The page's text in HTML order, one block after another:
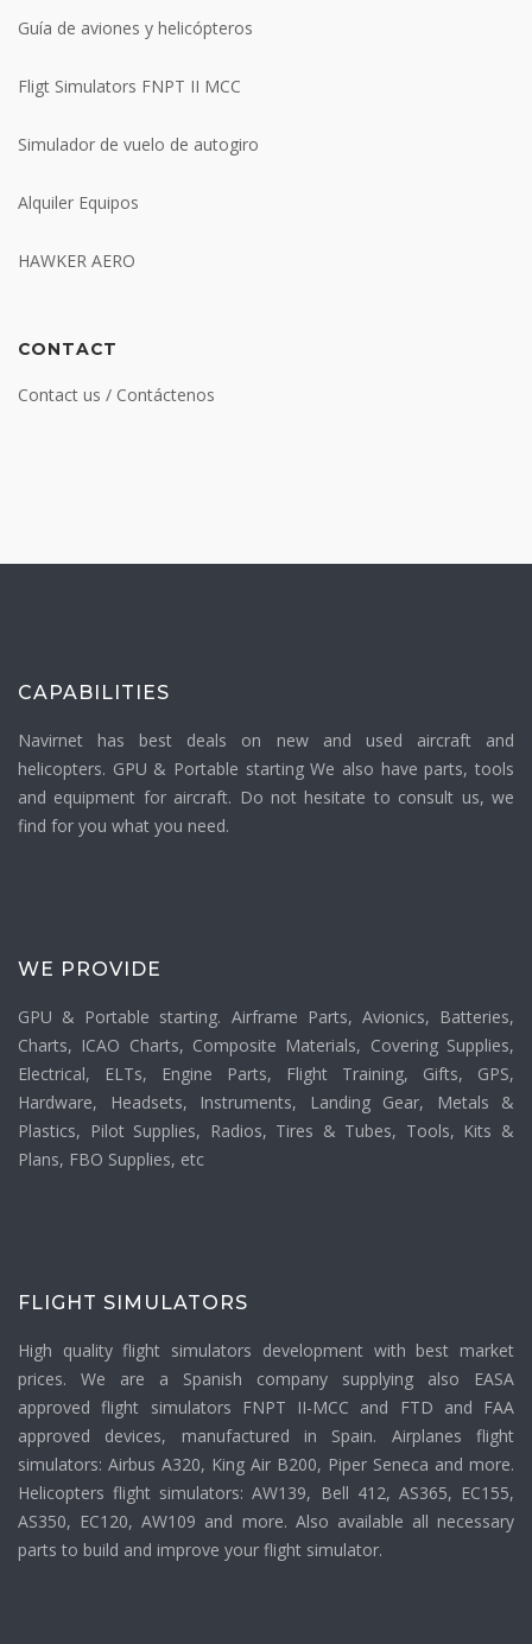
Guía de aviones y helicópteros
Fligt Simulators FNPT II MCC
Simulador de vuelo de autogiro
Alquiler Equipos
HAWKER AERO
CONTACT
Contact us / Contáctenos
CAPABILITIES
Navirnet has best deals on new and used aircraft and
helicopters. GPU & Portable starting We also have parts, tools
and equipment for aircraft. Do not hesitate to consult us, we
find for you what you need.
WE PROVIDE
GPU & Portable starting. Airframe Parts, Avionics, Batteries,
Charts, ICAO Charts, Composite Materials, Covering Supplies,
Electrical, ELTs, Engine Parts, Flight Training, Gifts, GPS,
Hardware, Headsets, Instruments, Landing Gear, Metals &
Plastics, Pilot Supplies, Radios, Tires & Tubes, Tools, Kits &
Plans, FBO Supplies, etc
FLIGHT SIMULATORS
High quality flight simulators development with best market
prices. We are a Spanish company supplying also EASA
approved flight simulators FNPT II-MCC and FTD and FAA
approved devices, manufactured in Spain. Airplanes flight
simulators: Airbus A320, King Air B200, Piper Seneca and more.
Helicopters flight simulators: AW139, Bell 412, AS365, EC155,
AS350, EC120, AW109 and more. Also available all necessary
parts to build and improve your flight simulator.